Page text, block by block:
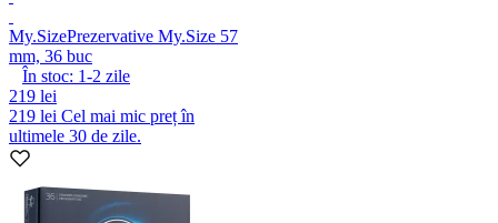
My.SizePrezervative My.Size 57
mm, 36 buc
În stoc: 1-2 zile
219 lei
219 lei Cel mai mic preț în
ultimele 30 de zile.